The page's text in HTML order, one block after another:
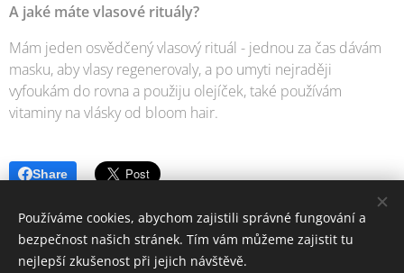
A jaké máte vlasové rituály?
Mám jeden osvědčený vlasový rituál - jednou za čas dávám
masku, aby vlasy regenerovaly, a po umyti nejraději
vyfoukám do rovna a použiju olejíček, také používám
vitaminy na vlásky od bloom hair.
Share
© 2006-2025 PrimaŽena.cz I ESPRIT BOHEMIA s.r.o. I Všechna práva
Používáme cookies, abychom zajistili správné fungování a
bezpečnost našich stránek. Tím vám můžeme zajistit tu
nejlepší zkušenost při jejich návštěvě.